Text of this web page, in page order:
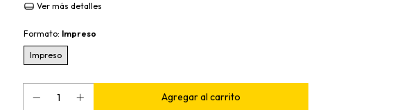
Ver más detalles
Formato: Impreso
Impreso